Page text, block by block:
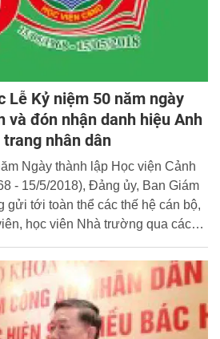
Lễ Kỷ niệm 50 năm ngày
và đón nhận danh hiệu Anh
nhân dân
Ngày thành lập Học viện Cảnh
Đảng ủy, Ban Giám
gửi tới toàn thể các thế hệ cán bộ,
học viên Nhà trường qua các